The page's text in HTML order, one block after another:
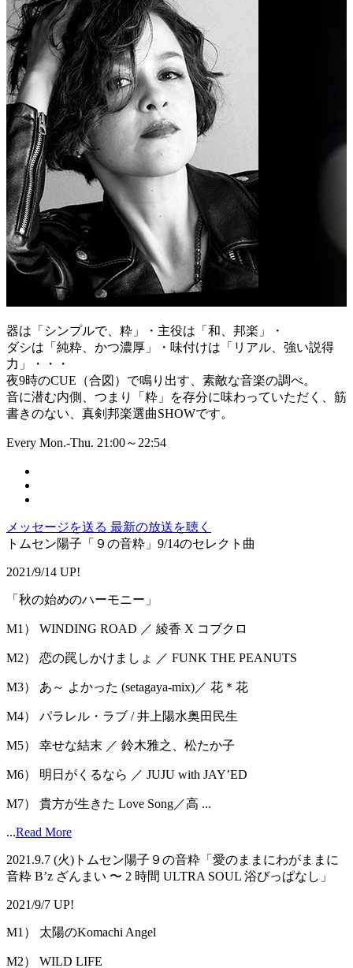
器は「シンプルで、粋」・主役は「和、邦楽」・
ダシは「純粋、かつ濃厚」・味付けは「リアル、強い説得
力」・・・
夜9時のCUE（合図）で鳴り出す、素敵な音楽の調べ。
音に潜む内側、つまり「粋」を存分に味わっていただく、筋
書きのない、真剣邦楽選曲SHOWです。
Every Mon.-Thu. 21:00～22:54
メッセージを送る 最新の放送を聴く
トムセン陽子「９の音粋」9/14のセレクト曲
2021/9/14 UP!
「秋の始めのハーモニー」
M1） WINDING ROAD ／ 綾香 X コブクロ
M2） 恋の罠しかけましょ ／ FUNK THE PEANUTS
M3） あ～ よかった (setagaya-mix)／ 花＊花
M4） パラレル・ラブ / 井上陽水奥田民生
M5） 幸せな結末 ／ 鈴木雅之、松たか子
M6） 明日がくるなら ／ JUJU with JAYʼED
M7） 貴方が生きた Love Song／高 ...
...Read More
2021.9.7 (⽕)トムセン陽子９の音粋「愛のままにわがままに
⾳粋 Bʼz ざんまい 〜 2 時間 ULTRA SOUL 浴びっぱなし」
2021/9/7 UP!
M1） 太陽のKomachi Angel
M2） WILD LIFE